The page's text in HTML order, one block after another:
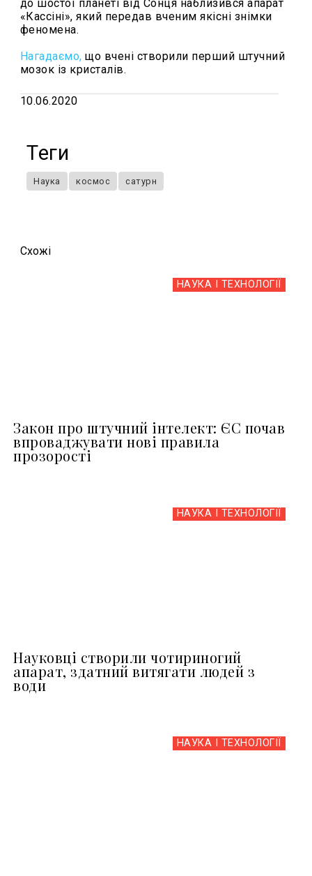
до шостої планеті від Сонця наблизився апарат
«Кассіні», який передав вченим якісні знімки
феномена.
Нагадаємо, що вчені створили перший штучний
мозок із кристалів.
10.06.2020
Теги
Наука космос сатурн
Схожi
НАУКА І ТЕХНОЛОГІЇ
Закон про штучний інтелект: ЄС почав
впроваджувати нові правила
прозорості
НАУКА І ТЕХНОЛОГІЇ
Науковці створили чотириногий
апарат, здатний витягати людей з
води
НАУКА І ТЕХНОЛОГІЇ